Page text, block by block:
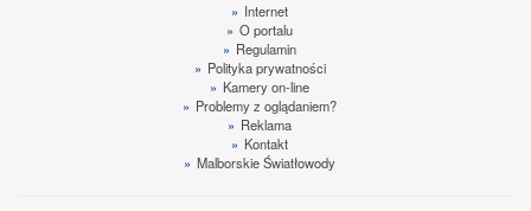
» Internet
» O portalu
» Regulamin
» Polityka prywatności
» Kamery on-line
» Problemy z oglądaniem?
» Reklama
» Kontakt
» Malborskie Światłowody